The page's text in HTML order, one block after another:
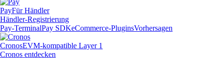
PayFür Händler
Händler-Registrierung
Pay-TerminalPay SDKeCommerce-PluginsVorhersagen
CronosEVM-kompatible Layer 1
Cronos entdecken